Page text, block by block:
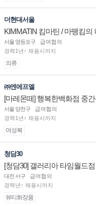
더현대서울
KIMMATIN 킴마틴 / 마뗑킴
서울 영등포구
급여협의
경력1년↑ 채용시까지
의류
㈜엔에프엘
[마레몬떼] 행복한백화점 중
서울 양천구
급여협의
경력1년↑ 채용시까지
여성복
청담30
[청담30] 갤러리아 타임월드
채용
대전 서구
급여협의
경력년↑ 채용시까지
뷰티화장품